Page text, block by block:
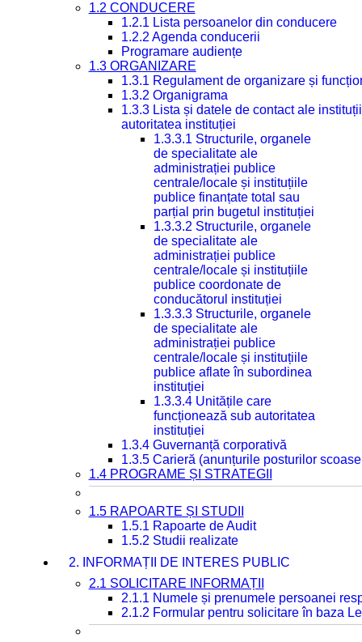
1.2 CONDUCERE
1.2.1 Lista persoanelor din conducere
1.2.2 Agenda conducerii
Programare audiențe
1.3 ORGANIZARE
1.3.1 Regulament de organizare și
1.3.2 Organigrama
1.3.3 Lista și datele de contact ale
autoritatea instituției
1.3.3.1 Structurile, organele
de specialitate ale
administrației publice
centrale/locale și instituțiile
publice finanțate total sau
parțial prin bugetul instituției
1.3.3.2 Structurile, organele
de specialitate ale
administrației publice
centrale/locale și instituțiile
publice coordonate de
conducătorul instituției
1.3.3.3 Structurile, organele
de specialitate ale
administrației publice
centrale/locale și instituțiile
publice aflate în subordinea
instituției
1.3.3.4 Unitățile care
funcționează sub autoritatea
instituției
1.3.4 Guvernanță corporativă
1.3.5 Carieră (anunțurile posturilor
1.4 PROGRAME ȘI STRATEGII
1.5 RAPOARTE ȘI STUDII
1.5.1 Rapoarte de Audit
1.5.2 Studii realizate
2. INFORMAȚII DE INTERES PUBLIC
2.1 SOLICITARE INFORMAȚII
2.1.1 Numele și prenumele persoanei
2.1.2 Formular pentru solicitare în baza